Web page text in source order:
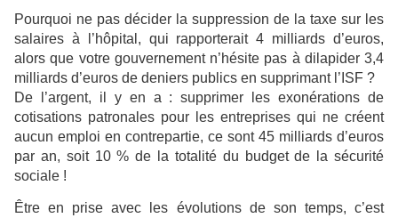
Pourquoi ne pas décider la suppression de la taxe sur les
salaires à l’hôpital, qui rapporterait 4 milliards d’euros,
alors que votre gouvernement n’hésite pas à dilapider 3,4
milliards d’euros de deniers publics en supprimant l’ISF ?
De l’argent, il y en a : supprimer les exonérations de
cotisations patronales pour les entreprises qui ne créent
aucun emploi en contrepartie, ce sont 45 milliards d’euros
par an, soit 10 % de la totalité du budget de la sécurité
sociale !
Être en prise avec les évolutions de son temps, c’est